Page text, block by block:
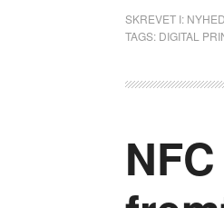
SKREVET I:
TAGS: DIGITAL